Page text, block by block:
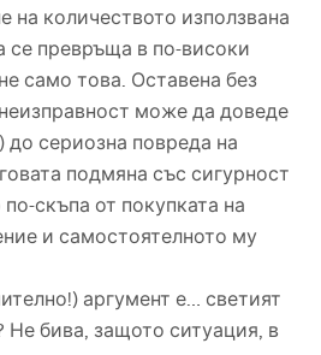
на количеството използвана
се превръща в по-високи
само това. Оставена без
може да доведе
до сериозна повреда на
подмяна със сигурност
скъпа от покупката на
и самостоятелното му
аргумент е… светият
бива, защото ситуация, в